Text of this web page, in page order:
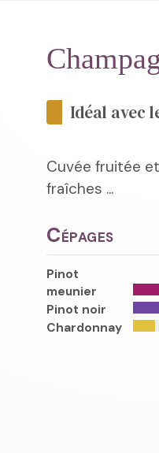
Idéal avec
Cuvée fruitée
fraîches ...
Cépages
Pinot
meunier
Pinot noir
Chardonnay